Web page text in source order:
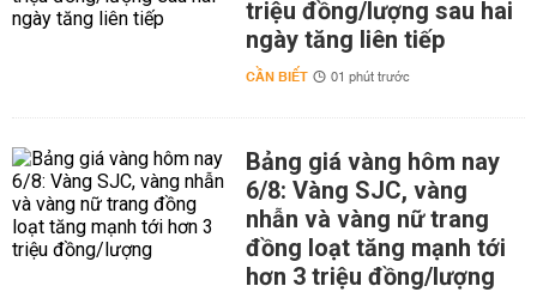
triệu đồng/lượng sau hai
ngày tăng liên tiếp
CẦN BIẾT 01 phút trước
Bảng giá vàng hôm nay
6/8: Vàng SJC, vàng
nhẫn và vàng nữ trang
đồng loạt tăng mạnh tới
hơn 3 triệu đồng/lượng